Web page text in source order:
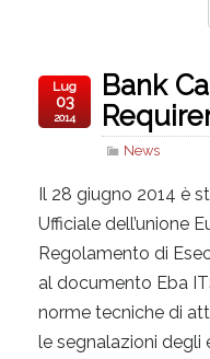
Bank
News
Lug
03
2014
Il 28 giugno 2014 è
Ufficiale dell’unione
Regolamento di
al documento Eba
norme tecniche di
le segnalazioni degli